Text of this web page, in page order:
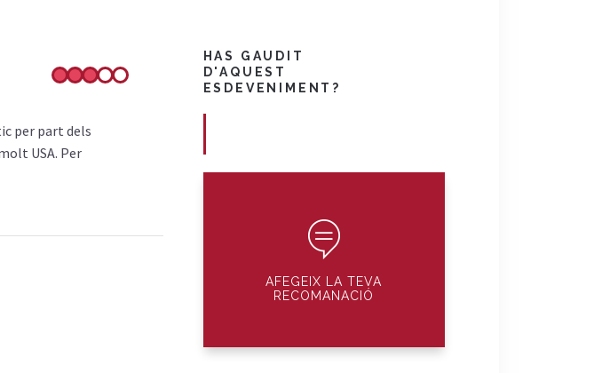
per part dels
USA. Per
HAS GAUDIT
D'AQUEST
ESDEVENIMENT?
AFEGEIX LA TEVA
RECOMANACIÓ